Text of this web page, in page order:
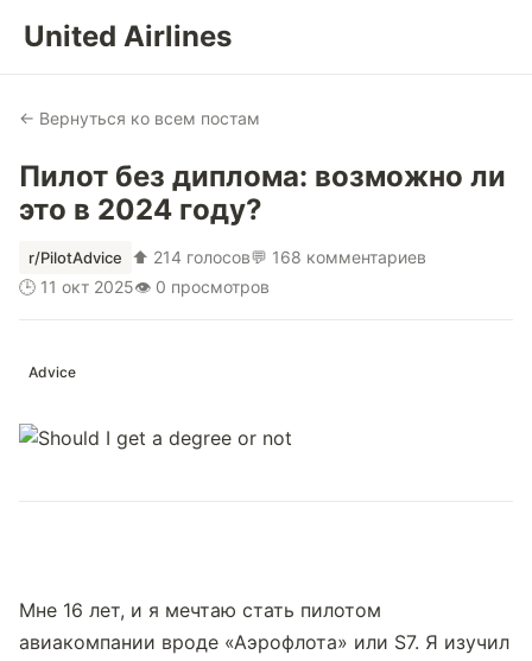
United Airlines
← Вернуться ко всем постам
Пилот без диплома: возможно ли
это в 2024 году?
r/PilotAdvice ⬆ 214 голосов💬 168 комментариев
🕒 11 окт 2025👁 0 просмотров
Advice
Мне 16 лет, и я мечтаю стать пилотом
авиакомпании вроде «Аэрофлота» или S7. Я изучил